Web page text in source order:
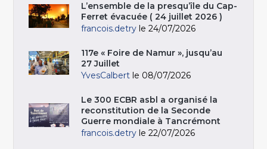
L’ensemble de la presqu’île du Cap-
Ferret évacuée ( 24 juillet 2026 )
francois.detry le 24/07/2026
117e « Foire de Namur », jusqu’au
27 Juillet
YvesCalbert le 08/07/2026
Le 300 ECBR asbl a organisé la
reconstitution de la Seconde
Guerre mondiale à Tancrémont
francois.detry le 22/07/2026